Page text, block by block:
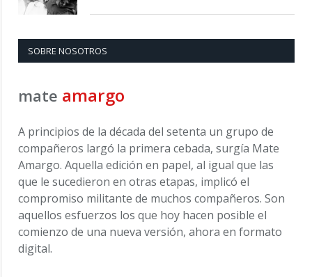
SOBRE NOSOTROS
mate amargo
A principios de la década del setenta un grupo de
compañeros largó la primera cebada, surgía Mate
Amargo. Aquella edición en papel, al igual que las
que le sucedieron en otras etapas, implicó el
compromiso militante de muchos compañeros. Son
aquellos esfuerzos los que hoy hacen posible el
comienzo de una nueva versión, ahora en formato
digital.